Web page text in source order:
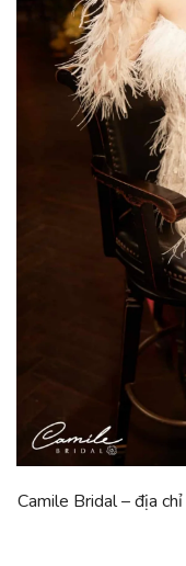
Camile Bridal – địa chỉ